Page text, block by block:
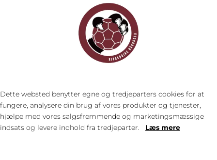
Dette websted benytter egne og tredjeparters cookies for at
fungere, analysere din brug af vores produkter og tjenester,
hjælpe med vores salgsfremmende og marketingsmæssige
indsats og levere indhold fra tredjeparter. Læs mere